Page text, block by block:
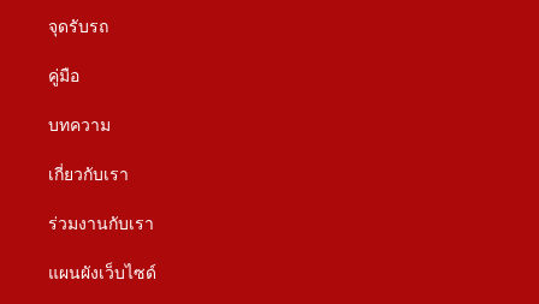
จุดรับรถ
คู่มือ
บทความ
เกี่ยวกับเรา
ร่วมงานกับเรา
แผนผังเว็บไซด์